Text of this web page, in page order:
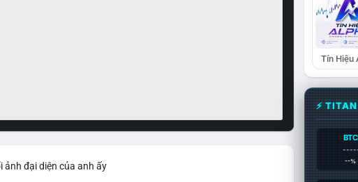
đại diện của anh ấy
Tín Hiệu
⚡
BTC
--%